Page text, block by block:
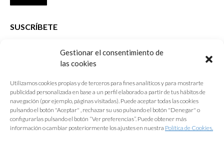
Gestionar el consentimiento de
las cookies
Utilizamos cookies propias y de terceros para fines analíticos y para mostrarte
publicidad personalizada en base a un perfil elaborado a partir de tus hábitos de
navegación (por ejemplo, páginas visitadas). Puede aceptar todas las cookies
pulsando el botón "Aceptar" , rechazar su uso pulsando el botón "Denegar" o
configurarlas pulsando el botón “Ver preferencias”. Puede obtener más
información o cambiar posteriormente los ajustes en nuestra Política de Cookies.
SUSCRÍBETE
que desarrolla el Colegio de Arquitectos de Cádiz
E-mail *
Acepto lostérminos y condiciones de uso